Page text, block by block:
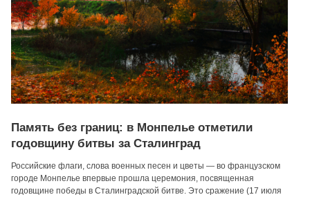
Память без границ: в Монпелье отметили
годовщину битвы за Сталинград
Российские флаги, слова военных песен и цветы — во французском
городе Монпелье впервые прошла церемония, посвященная
годовщине победы в Сталинградской битве. Это сражение (17 июля